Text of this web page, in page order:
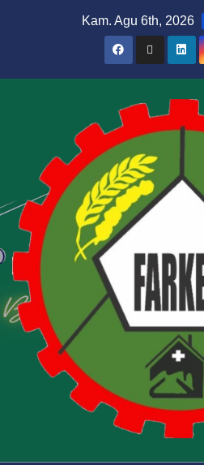
Kam. Agu 6th, 2026